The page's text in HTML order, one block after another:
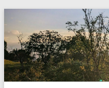
Inhalt
springen